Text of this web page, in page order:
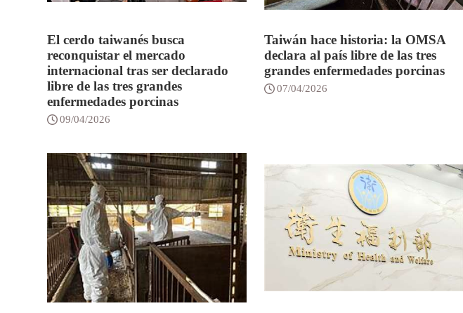
El cerdo taiwanés busca
reconquistar el mercado
internacional tras ser declarado
libre de las tres grandes
enfermedades porcinas
09/04/2026
Taiwán hace historia: la OMSA
declara al país libre de las tres
grandes enfermedades porcinas
07/04/2026